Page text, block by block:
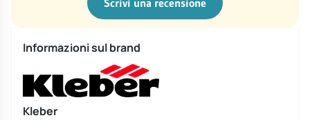
Scrivi una recensione
Informazioni sul brand
Kleber